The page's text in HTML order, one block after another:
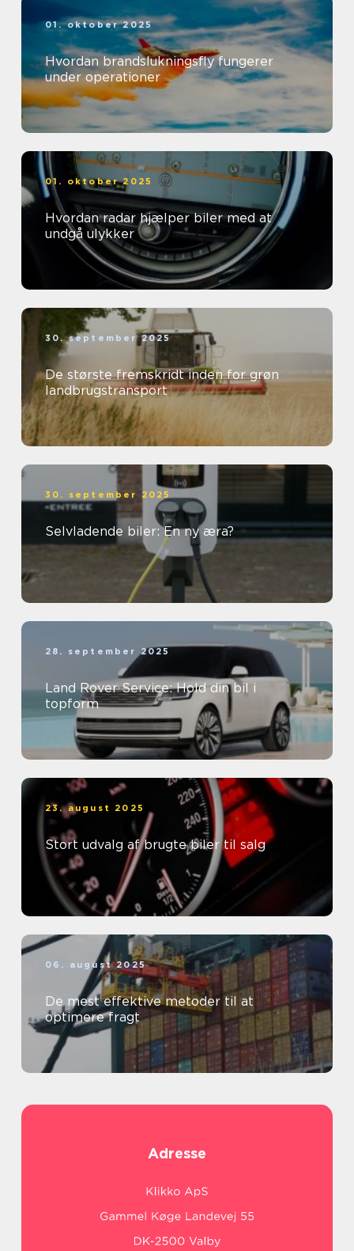
01. oktober 2025
Hvordan brandslukningsfly fungerer
under operationer
01. oktober 2025
Hvordan radar hjælper biler med at
undgå ulykker
30. september 2025
De største fremskridt inden for grøn
landbrugstransport
30. september 2025
Selvladende biler: En ny æra?
28. september 2025
Land Rover Service: Hold din bil i
topform
23. august 2025
Stort udvalg af brugte biler til salg
06. august 2025
De mest effektive metoder til at
optimere fragt
Adresse